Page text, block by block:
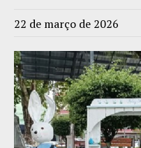
22 de março de 2026